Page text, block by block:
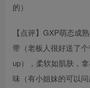
的）
【点评】GXP萌态成
带（老板人很好送了
up），柔软如肌肤，
味（有小姐妹的可以